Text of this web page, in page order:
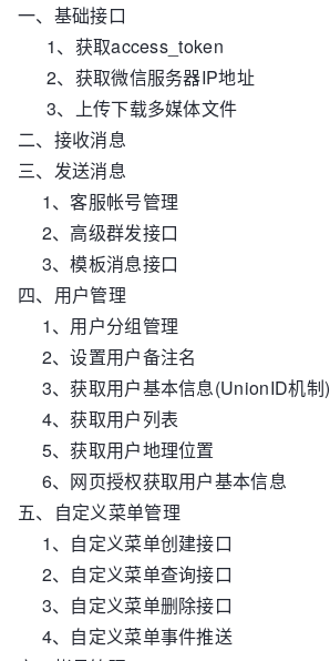
一、基础接口
1、获取access_token
2、获取微信服务器IP地址
3、上传下载多媒体文件
二、接收消息
三、发送消息
1、客服帐号管理
2、高级群发接口
3、模板消息接口
四、用户管理
1、用户分组管理
2、设置用户备注名
3、获取用户基本信息(UnionID机制)
4、获取用户列表
5、获取用户地理位置
6、网页授权获取用户基本信息
五、自定义菜单管理
1、自定义菜单创建接口
2、自定义菜单查询接口
3、自定义菜单删除接口
4、自定义菜单事件推送